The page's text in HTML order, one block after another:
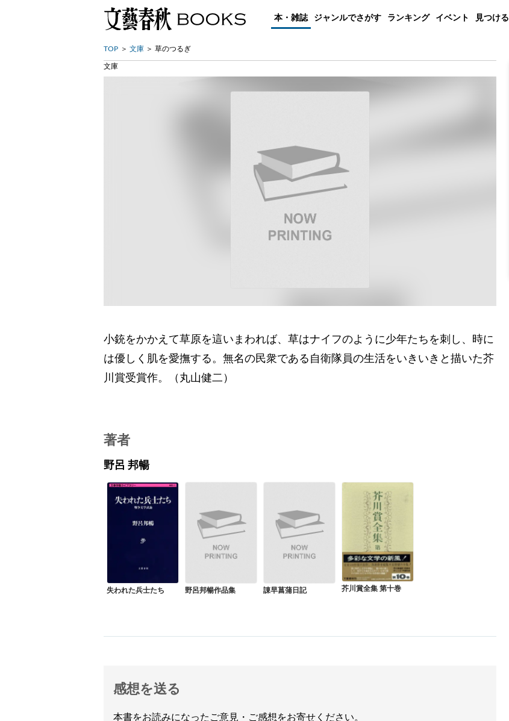
本・雑誌 ジャンルでさがす ランキング イベント 見つける
TOP 文庫 草のつるぎ
文庫
小銃をかかえて草原を這いまわれば、草はナイフのように少年たちを刺し、時に
は優しく肌を愛撫する。無名の民衆である自衛隊員の生活をいきいきと描いた芥
川賞受賞作。（丸山健二）
著者
野呂 邦暢
失われた兵士たち 野呂邦暢作品集 諌早菖蒲日記 芥川賞全集 第十巻
感想を送る
本書をお読みになったご意見・ご感想をお寄せください。